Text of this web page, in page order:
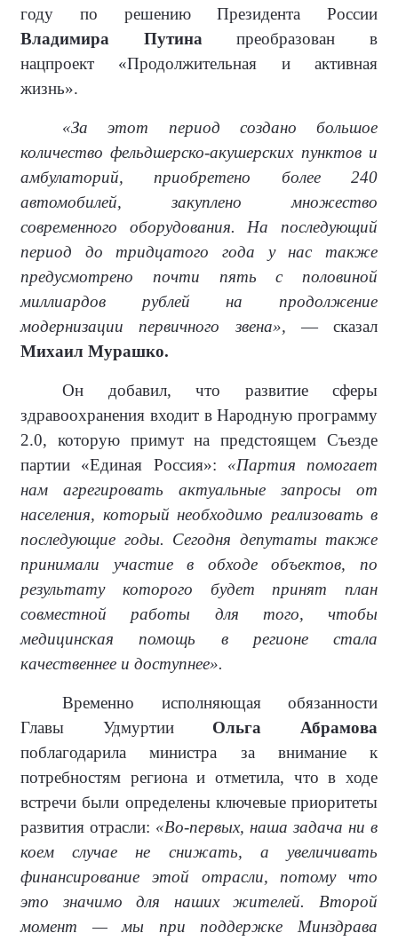
году по решению Президента России
Владимира Путина преобразован в
нацпроект «Продолжительная и активная
жизнь».
«За этот период создано большое
количество фельдшерско-акушерских пунктов и
амбулаторий, приобретено более 240
автомобилей, закуплено множество
современного оборудования. На последующий
период до тридцатого года у нас также
предусмотрено почти пять с половиной
миллиардов рублей на продолжение
модернизации первичного звена», — сказал
Михаил Мурашко.
Он добавил, что развитие сферы
здравоохранения входит в Народную программу
2.0, которую примут на предстоящем Съезде
партии «Единая Россия»: «Партия помогает
нам агрегировать актуальные запросы от
населения, который необходимо реализовать в
последующие годы. Сегодня депутаты также
принимали участие в обходе объектов, по
результату которого будет принят план
совместной работы для того, чтобы
медицинская помощь в регионе стала
качественнее и доступнее».
Временно исполняющая обязанности
Главы Удмуртии Ольга Абрамова
поблагодарила министра за внимание к
потребностям региона и отметила, что в ходе
встречи были определены ключевые приоритеты
развития отрасли: «Во-первых, наша задача ни в
коем случае не снижать, а увеличивать
финансирование этой отрасли, потому что
это значимо для наших жителей. Второй
момент — мы при поддержке Минздрава